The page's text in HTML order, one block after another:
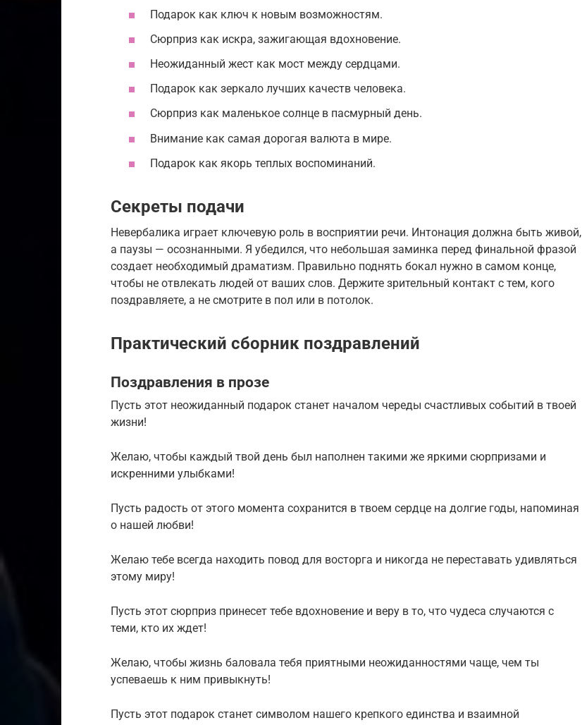
Подарок как ключ к новым возможностям.
Сюрприз как искра, зажигающая вдохновение.
Неожиданный жест как мост между сердцами.
Подарок как зеркало лучших качеств человека.
Сюрприз как маленькое солнце в пасмурный день.
Внимание как самая дорогая валюта в мире.
Подарок как якорь теплых воспоминаний.
Секреты подачи
Невербалика играет ключевую роль в восприятии речи. Интонация должна быть живой,
а паузы — осознанными. Я убедился, что небольшая заминка перед финальной фразой
создает необходимый драматизм. Правильно поднять бокал нужно в самом конце,
чтобы не отвлекать людей от ваших слов. Держите зрительный контакт с тем, кого
поздравляете, а не смотрите в пол или в потолок.
Практический сборник поздравлений
Поздравления в прозе
Пусть этот неожиданный подарок станет началом череды счастливых событий в твоей
жизни!
Желаю, чтобы каждый твой день был наполнен такими же яркими сюрпризами и
искренними улыбками!
Пусть радость от этого момента сохранится в твоем сердце на долгие годы, напоминая
о нашей любви!
Желаю тебе всегда находить повод для восторга и никогда не переставать удивляться
этому миру!
Пусть этот сюрприз принесет тебе вдохновение и веру в то, что чудеса случаются с
теми, кто их ждет!
Желаю, чтобы жизнь баловала тебя приятными неожиданностями чаще, чем ты
успеваешь к ним привыкнуть!
Пусть этот подарок станет символом нашего крепкого единства и взаимной